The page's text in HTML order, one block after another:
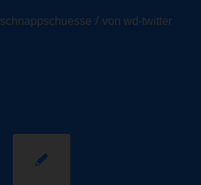
schnappschuesse / von wd-twitter